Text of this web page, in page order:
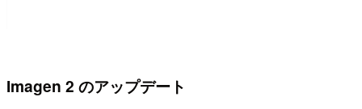
Imagen 2 のアップデート